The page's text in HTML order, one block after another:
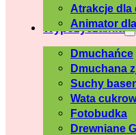
Atrakcje dla
Animator
Wypożyczalnia
Dmuchańce
Dmuchana
Suchy
Wata
Fotobudka
Drewniane